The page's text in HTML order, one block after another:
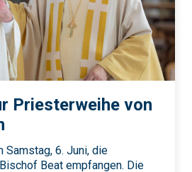
Priesterweihe von
Samstag, 6. Juni, die
Beat empfangen. Die